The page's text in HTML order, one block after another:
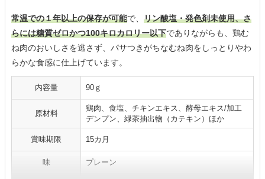
常温での１年以上の保存が可能で、 リン酸塩・発色剤未使用、さ
らには糖質ゼロかつ100キロカロリー以下でありながらも、鶏む
ね肉のおいしさを逃さず、パサつきがちなむね肉をしっとりやわ
らかな食感に仕上げています。
内容量 90ｇ
原材料
鶏肉、食塩、チキンエキス、酵母エキス/加工
デンプン、緑茶抽出物（カテキン）ほか
賞味期限 15カ月
味 プレーン